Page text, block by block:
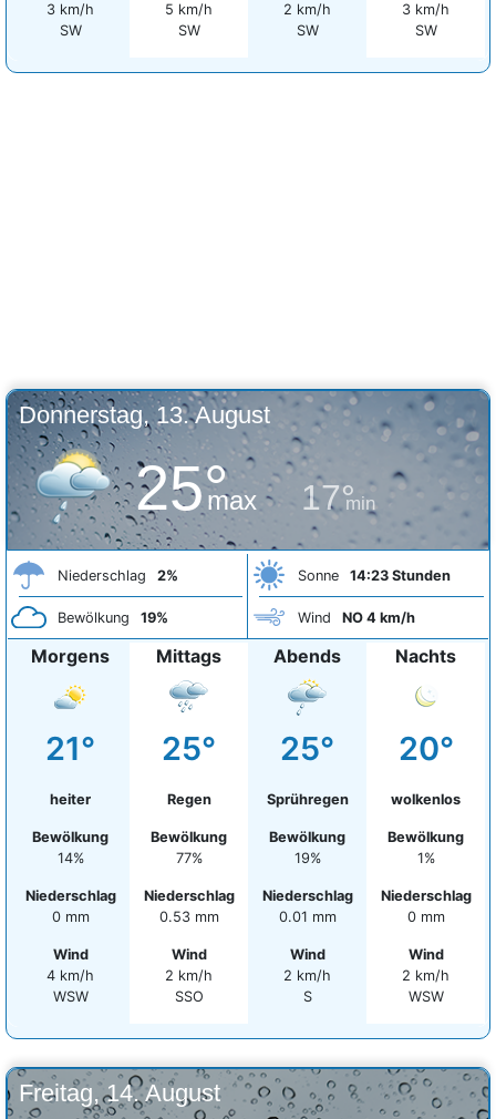
3 km/h
SW
5 km/h
SW
2 km/h
SW
3 km/h
SW
Donnerstag, 13. August
25°
max 17°
min
Niederschlag 2%
Bewölkung 19%
Sonne 14:23 Stunden
Wind NO 4 km/h
Morgens
21°
heiter
Bewölkung
14%
Niederschlag
0 mm
Wind
4 km/h
WSW
Mittags
25°
Regen
Bewölkung
77%
Niederschlag
0.53 mm
Wind
2 km/h
SSO
Abends
25°
Sprühregen
Bewölkung
19%
Niederschlag
0.01 mm
Wind
2 km/h
S
Nachts
20°
wolkenlos
Bewölkung
1%
Niederschlag
0 mm
Wind
2 km/h
WSW
Freitag, 14. August